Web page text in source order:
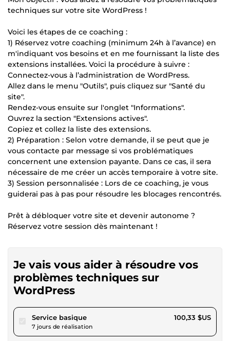
techniques sur votre site WordPress !
Voici les étapes de ce coaching :
1) Réservez votre coaching (minimum 24h à l’avance) en
m'indiquant vos besoins et en me fournissant la liste des
extensions installées. Voici la procédure à suivre :
Connectez-vous à l’administration de WordPress.
Allez dans le menu "Outils", puis cliquez sur "Santé du
site".
Rendez-vous ensuite sur l'onglet "Informations".
Ouvrez la section "Extensions actives".
Copiez et collez la liste des extensions.
2) Préparation : Selon votre demande, il se peut que je
vous contacte par message si vos problématiques
concernent une extension payante. Dans ce cas, il sera
nécessaire de me créer un accès temporaire à votre site.
3) Session personnalisée : Lors de ce coaching, je vous
guiderai pas à pas pour résoudre les blocages rencontrés.
Prêt à débloquer votre site et devenir autonome ?
Réservez votre session dès maintenant !
Je vais vous aider à résoudre vos
problèmes techniques sur
WordPress
Service basiquepour 92,47 $US
7 jours de réalisation
100,33 $US